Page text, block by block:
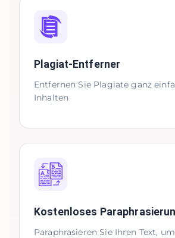
Plagiat-Entferner
Entfernen Sie Plagiate ganz
Inhalten
Kostenloses
Paraphrasieren Sie Ihren Text,